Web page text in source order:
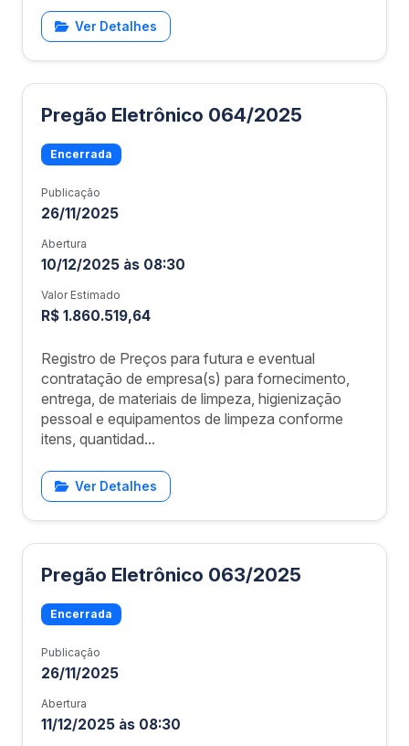
Ver Detalhes
Pregão Eletrônico 064/2025
Encerrada
Publicação
26/11/2025
Abertura
10/12/2025 às 08:30
Valor Estimado
R$ 1.860.519,64
Registro de Preços para futura e eventual
contratação de empresa(s) para fornecimento,
entrega, de materiais de limpeza, higienização
pessoal e equipamentos de limpeza conforme
itens, quantidad...
Ver Detalhes
Pregão Eletrônico 063/2025
Encerrada
Publicação
26/11/2025
Abertura
11/12/2025 às 08:30